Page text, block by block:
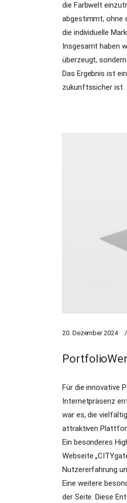
die Farbwelt
abgestimmt, ohne
die individuelle
Insgesamt haben
überzeugt,
Das Ergebnis ist
zukunftssicher ist.
20. Dezember 2024
Für die innovative
Internetpräsenz
war es, die
attraktiven
Ein besonderes
Webseite
Nutzererfahrung
Eine weitere
der Seite. Diese